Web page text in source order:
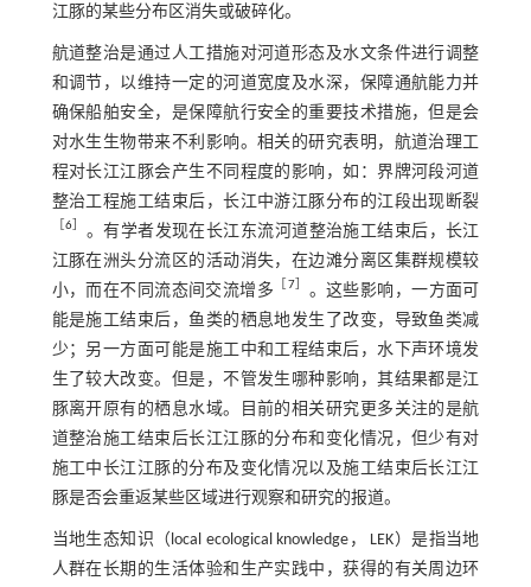
江豚的某些分布区消失或破碎化。
航道整治是通过人工措施对河道形态及水文条件进行调整
和调节，以维持一定的河道宽度及水深，保障通航能力并
确保船舶安全，是保障航行安全的重要技术措施，但是会
对水生生物带来不利影响。相关的研究表明，航道治理工
程对长江江豚会产生不同程度的影响，如：界牌河段河道
整治工程施工结束后，长江中游江豚分布的江段出现断裂
［6］ 。有学者发现在长江东流河道整治施工结束后，长江
江豚在洲头分流区的活动消失，在边滩分离区集群规模较
小，而在不同流态间交流增多
［7］ 。这些影响，一方面可
能是施工结束后，鱼类的栖息地发生了改变，导致鱼类减
少；另一方面可能是施工中和工程结束后，水下声环境发
生了较大改变。但是，不管发生哪种影响，其结果都是江
豚离开原有的栖息水域。目前的相关研究更多关注的是航
道整治施工结束后长江江豚的分布和变化情况，但少有对
施工中长江江豚的分布及变化情况以及施工结束后长江江
豚是否会重返某些区域进行观察和研究的报道。
当地生态知识（local ecological knowledge， LEK）是指当地
人群在长期的生活体验和生产实践中，获得的有关周边环